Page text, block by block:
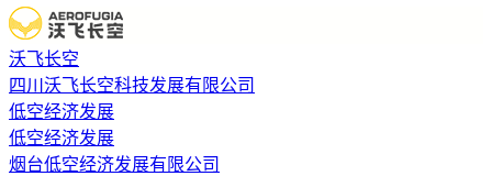
沃飞长空
四川沃飞长空科技发展有限公司
低空经济发展
低空经济发展
烟台低空经济发展有限公司